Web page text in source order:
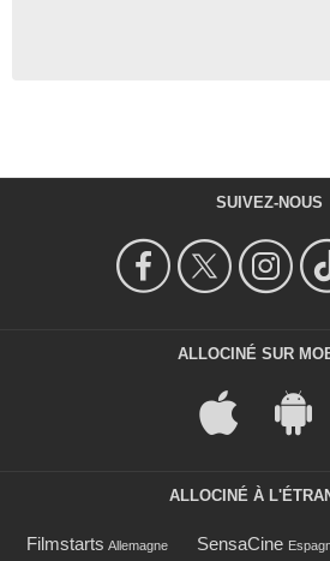
SUIVEZ-NOUS
ALLOCINÉ SUR
ALLOCINÉ À
Filmstarts Allemagne SensaCine